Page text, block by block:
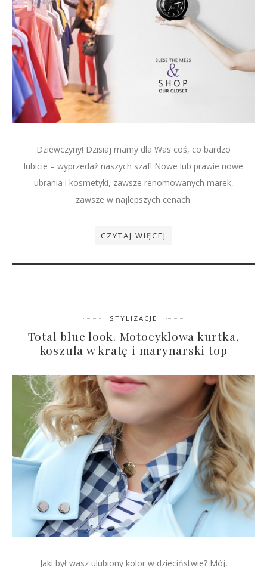
Dziewczyny! Dzisiaj mamy dla Was coś, co bardzo
lubicie – wyprzedaż naszych szaf! Nowe lub prawie nowe
ubrania i kosmetyki, zawsze renomowanych marek,
zawsze w najlepszych cenach.
CZYTAJ WIĘCEJ
STYLIZACJE
Total blue look. Motocyklowa kurtka,
koszula w kratę i marynarski top
Jaki był wasz ulubiony kolor w dzieciństwie? Mój,